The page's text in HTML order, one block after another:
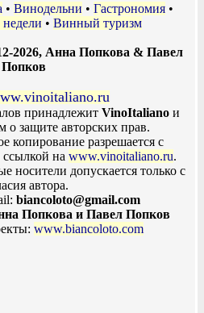
• Винодельни • Гастрономия •
• Винный туризм
2026, Анна Попкова & Павел
Попков
принадлежит VinoItalianoи
о защите авторских прав.
копирование разрешается с
ссылкой на www.vinoitaliano.ru.
носители допускается только с
автора.
biancoloto@gmail.com
Попкова и Павел Попков
www.biancoloto.com